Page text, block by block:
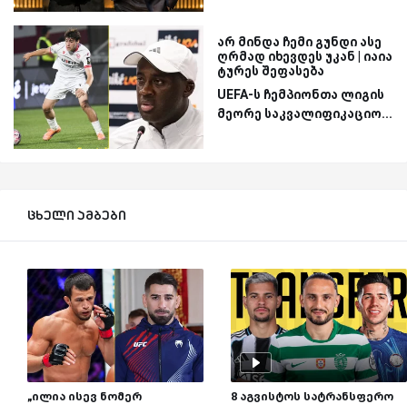
არ მინდა ჩემი გუნდი ასე
ღრმად იხევდეს უკან | იაია
ტურეს შეფასება
UEFA-ს ჩემპიონთა ლიგის
მეორე საკვალიფიკაციო...
ცხელი ამბები
„ილია ისევ ნომერ
8 აგვისტოს სატრანსფერო